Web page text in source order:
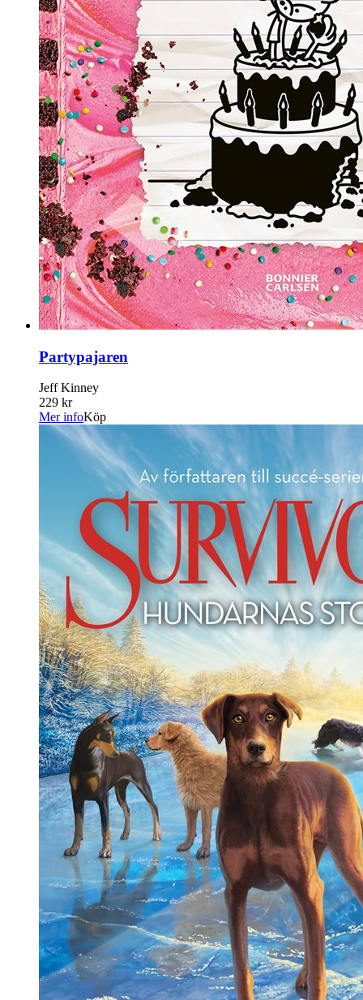
Partypajaren
Jeff Kinney
229 kr
Mer infoKöp